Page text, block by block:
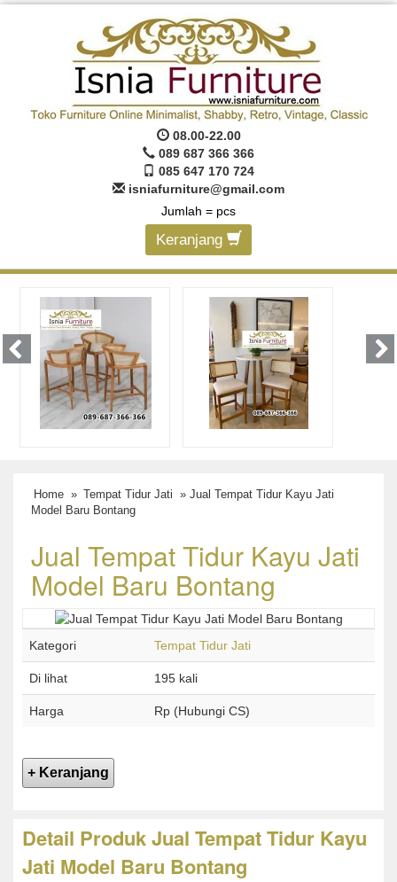
08.00-22.00
089 687 366 366
085 647 170 724
isniafurniture@gmail.com
Jumlah = pcs
Keranjang
Home » Tempat Tidur Jati » Jual Tempat Tidur Kayu Jati
Model Baru Bontang
Jual Tempat Tidur Kayu Jati
Model Baru Bontang
Kategori Tempat Tidur Jati
Di lihat 195 kali
Harga Rp (Hubungi CS)
Detail Produk Jual Tempat Tidur Kayu
Jati Model Baru Bontang